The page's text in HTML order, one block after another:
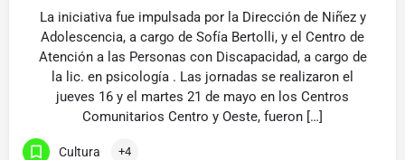
La iniciativa fue impulsada por la Dirección de Niñez y
Adolescencia, a cargo de Sofía Bertolli, y el Centro de
Atención a las Personas con Discapacidad, a cargo de
la lic. en psicología . Las jornadas se realizaron el
jueves 16 y el martes 21 de mayo en los Centros
Comunitarios Centro y Oeste, fueron […]
Cultura +4